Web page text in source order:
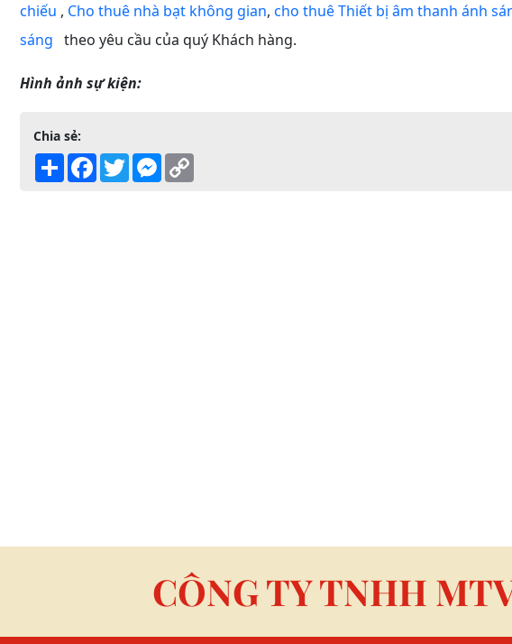
chiếu , Cho thuê nhà bạt không gian, cho thuê Thiết bị âm thanh ánh
sáng theo yêu cầu của quý Khách hàng.
Hình ảnh sự kiện:
Chia sẻ:
Share Facebook
TwitterMessenger
CÔNG TY TNHH